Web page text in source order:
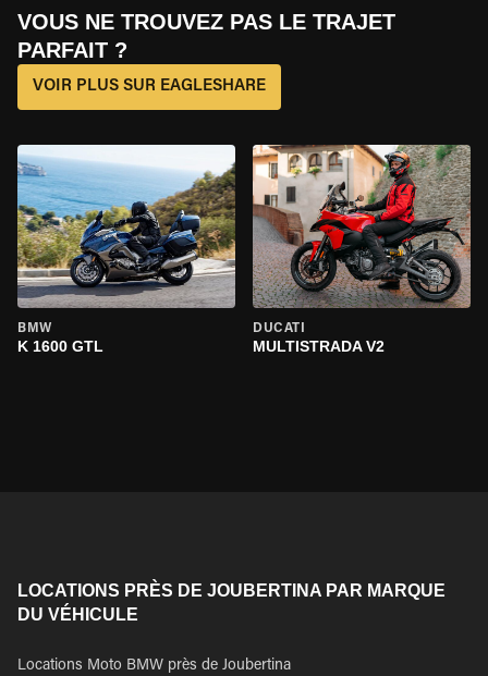
VOUS NE TROUVEZ PAS LE TRAJET
PARFAIT ?
VOIR PLUS SUR EAGLESHARE
BMW
K 1600 GTL
DUCATI
MULTISTRADA V2
LOCATIONS PRÈS DE JOUBERTINA PAR MARQUE
DU VÉHICULE
Locations Moto BMW près de Joubertina